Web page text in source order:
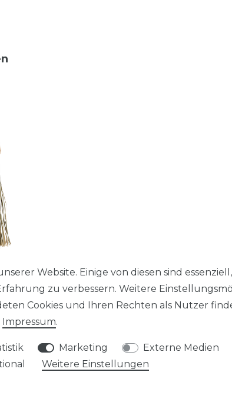
Maße
Website. Einige von diesen sind
zu verbessern. Weitere
Cookies und Ihren Rechten als Nutzer
Impressum.
Marketing Externe Medien
Weitere Einstellungen